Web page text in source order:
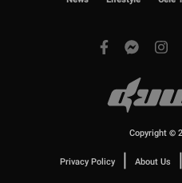
Copyright ©
Privacy Policy | About Us |